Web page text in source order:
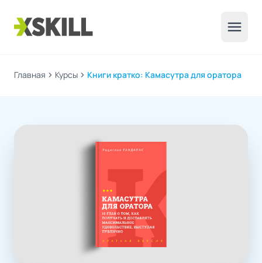
menu
Главная chevron_right Курсы chevron_right Книги кратко: Камасутра для оратора